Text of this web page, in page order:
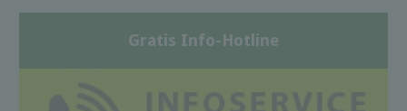
Gratis Info-Hotline